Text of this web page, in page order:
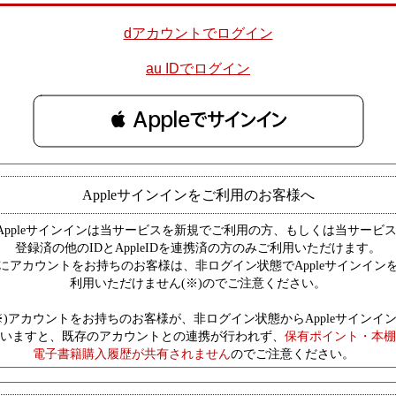
dアカウントでログイン
au IDでログイン
 Appleでサインイン
Appleサインインをご利用のお客様へ
サインインは当サービスを新規でご利用の方、もしくは当サービ
登録済の他のIDとAppleIDを連携済の方のみご利用いただけます。
アカウントをお持ちのお客様は、非ログイン状態でAppleサインイン
利用いただけません(※)のでご注意ください。
カウントをお持ちのお客様が、非ログイン状態からAppleサインイ
ますと、既存のアカウントとの連携が行われず、 保有ポイント・本棚
電子書籍購入履歴が共有されませんのでご注意ください。